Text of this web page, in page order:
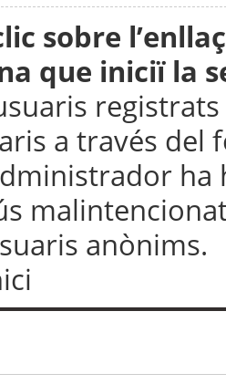
sobre
que iniciï la
a través
anònims.